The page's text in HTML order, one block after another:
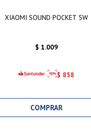
XIAOMI SOUND POCKET 5W
$ 1.009
$ 858